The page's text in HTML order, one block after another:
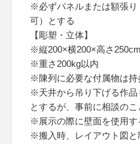
※必ずパネルまたは額張
可）とする
【彫塑・立体】
※縦200×横200×高さ
※重さ200kg以内
※陳列に必要な付属物は持
※天井から吊り下げる作品
とするが、事前に相談のこ
※展示の際に壁面を使用す
※搬入時、レイアウト図と